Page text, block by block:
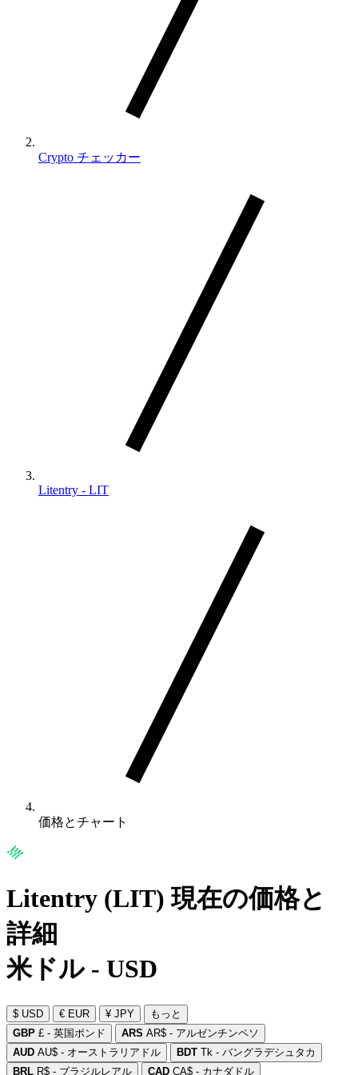
Crypto チェッカー
Litentry - LIT
価格とチャート
Litentry (LIT) 現在の価格と
詳細
米ドル - USD
$ USD € EUR ¥ JPY
もっと
GBP £ - 英国ポンド ARS AR$ - アルゼンチンペソ
AUD AU$ - オーストラリアドル BDT Tk - バングラデシュタカ
BRL R$ - ブラジルレアル CAD CA$ - カナダドル